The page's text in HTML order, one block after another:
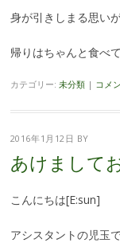
身が引きしまる思い
帰りはちゃんと食べ
カテゴリー: 未分類 | コメ
2016年1月12日 BY
あけまして
こんにちは[E:sun]
アシスタントの児玉